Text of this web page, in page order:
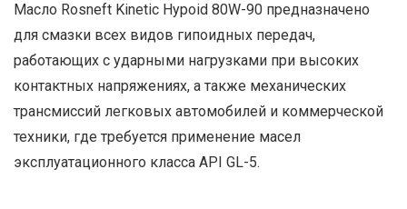
Масло Rosneft Kinetic Hypoid 80W-90 предназначено
для смазки всех видов гипоидных передач,
работающих с ударными нагрузками при высоких
контактных напряжениях, а также механических
трансмиссий легковых автомобилей и коммерческой
техники, где требуется применение масел
эксплуатационного класса API GL-5.